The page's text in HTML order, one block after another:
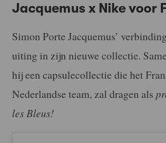
Jacquemus x Nike voor
Simon Porte Jacquemus’
uiting in zijn nieuwe collectie.
hij een capsulecollectie die het
Nederlandse team, zal dragen als
les Bleus!